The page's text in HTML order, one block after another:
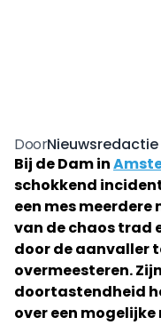
DoorNieuwsredactie
Bij de Dam in
schokkend
een mes meerdere
van de chaos trad
door de aanvaller
overmeesteren.
doortastendheid
over een